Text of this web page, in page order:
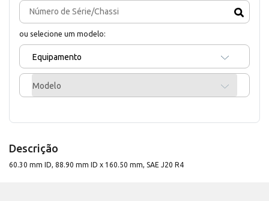
ou selecione um modelo:
Equipamento
Modelo
Descrição
60.30 mm ID, 88.90 mm ID x 160.50 mm, SAE J20 R4